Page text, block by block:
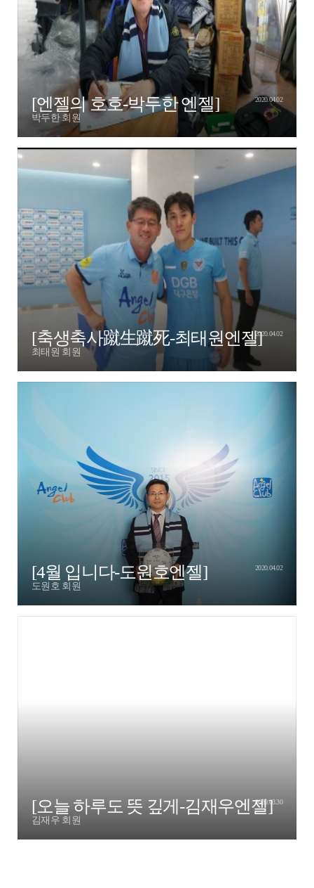
[엔젤의 호호-박두한 엔젤]
박두한 회원
2020.04.02
[축생축사蹴生蹴死-최태원엔젤]
최태원 회원
2020.04.02
[4월 입니다-도원호엔젤]
도원호 회원
2020.04.02
[오늘 하루도 뜻 깊게-김재우엔젤]
김재우 회원
2020.03.30